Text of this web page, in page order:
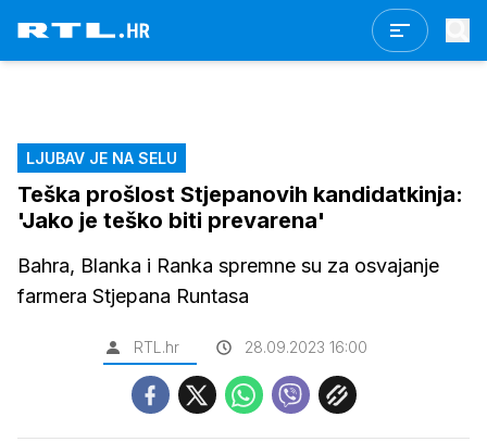
LJUBAV JE NA SELU
Teška prošlost Stjepanovih kandidatkinja:
'Jako je teško biti prevarena'
Bahra, Blanka i Ranka spremne su za osvajanje
farmera Stjepana Runtasa
RTL.hr 28.09.2023 16:00